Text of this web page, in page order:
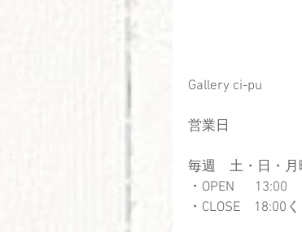
Gallery ci-pu
営業日
毎週　土・日・月
・OPEN  　13:00
・CLOSE　18:00